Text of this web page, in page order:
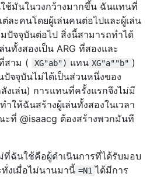
ช้มันในวงกว้างมากขึ้น ฉันแทนที่
ต่ละคนโดยผู้เล่นคนต่อไปและผู้เล่น
ปัจจุบันต่อไป สิ่งนี้สามารถทำได้
นทั้งสองเป็น ARG ที่สองและ
สาม (
XG"ab") แทน XG"a""b" )
ปัจจุบันไม่ได้เป็นส่วนหนึ่งของ
ลังเล่น) การแทนที่ครั้งแรกจึงไม่มี
ำให้ฉันสร้างผู้เล่นทั้งสองในเวลา
ะที่ @isaacg ต้องสร้างพวกมันที
ฉันใช้คือผู้ดำเนินการที่ได้รับมอบ
งเมื่อไม่นานมานี้ =N1 ได้มีการ